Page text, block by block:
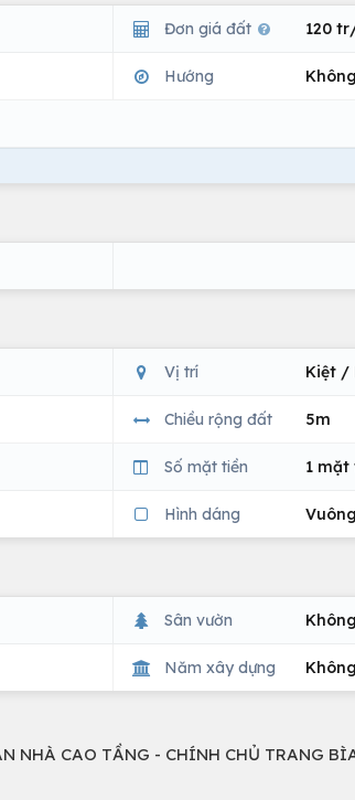
Đơn giá đất 120
Hướng
Vị trí Kiệt /
Chiều rộng đất 5m
Số mặt tiền 1 mặt
Hình dáng
Sân vườn Không
Năm xây dựng
NHÀ CAO TẦNG - CHÍNH CHỦ TRANG